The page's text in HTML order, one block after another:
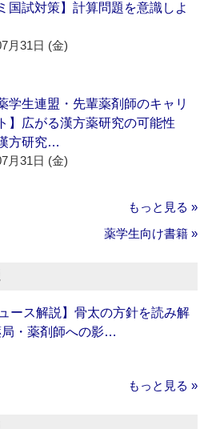
国試対策】計算問題を意識しよ
月31日 (金)
学生連盟・先輩薬剤師のキャリ
】広がる漢方薬研究の可能性
方研究…
月31日 (金)
もっと見る »
薬学生向け書籍 »
ース解説】骨太の方針を読み解
局・薬剤師への影…
もっと見る »